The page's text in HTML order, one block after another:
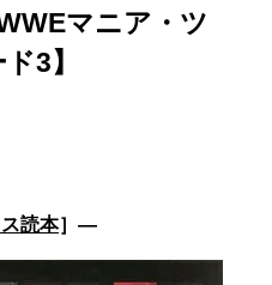
マニア・ツ
3】
読本］―